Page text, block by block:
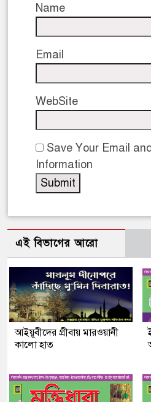
Name
Email
WebSite
Save Your Email
Information
এই বিভাগের আরো
আইয়ূবীদের গ্রীবায় মারওয়ানী
কালো হাত